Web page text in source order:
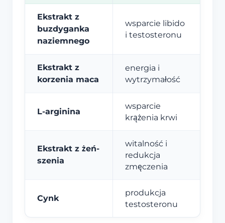
Ekstrakt z
buzdyganka
naziemnego
wsparcie libido
i testosteronu
Ekstrakt z
korzenia maca
energia i
wytrzymałość
L-arginina
wsparcie
krążenia krwi
Ekstrakt z żeń-
szenia
witalność i
redukcja
zmęczenia
Cynk
produkcja
testosteronu